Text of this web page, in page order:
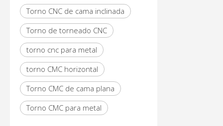
Torno CNC de cama inclinada
Torno de torneado CNC
torno cnc para metal
torno CMC horizontal
Torno CMC de cama plana
Torno CMC para metal